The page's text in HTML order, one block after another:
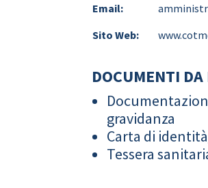
Email:
Sito Web:
DOCUMENTI DA
gravidanza
Carta di
Tessera